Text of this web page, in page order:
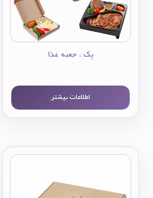
پک ، جعبه غذا
اطلاعات بیشتر